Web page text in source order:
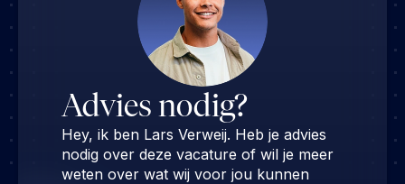
Advies nodig?
Hey, ik ben Lars Verweij. Heb je advies
nodig over deze vacature of wil je meer
weten over wat wij voor jou kunnen